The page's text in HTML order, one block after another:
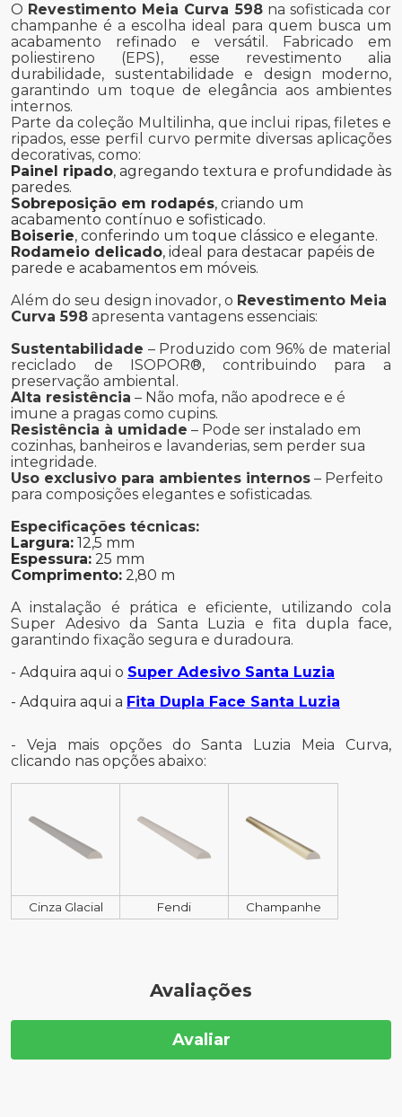
O Revestimento Meia Curva 598na sofisticada cor
champanhe é a escolha ideal para quem busca um
acabamento refinado e versátil. Fabricado em
poliestireno (EPS), esse revestimento alia
durabilidade, sustentabilidade e design moderno,
garantindo um toque de elegância aos ambientes
internos.
Parte da coleção Multilinha, que inclui ripas, filetes e
ripados, esse perfil curvo permite diversas aplicações
decorativas, como:
Painel ripado, agregando textura e profundidade às
paredes.
Sobreposição em rodapés, criando um
acabamento contínuo e sofisticado.
Boiserie, conferindo um toque clássico e elegante.
Rodameio delicado, ideal para destacar papéis de
parede e acabamentos em móveis.
Além do seu design inovador, o Revestimento Meia
Curva 598 apresenta vantagens essenciais:
Sustentabilidade – Produzido com 96% de material
reciclado de ISOPOR®, contribuindo para a
preservação ambiental.
Alta resistência – Não mofa, não apodrece e é
imune a pragas como cupins.
Resistência à umidade – Pode ser instalado em
cozinhas, banheiros e lavanderias, sem perder sua
integridade.
Uso exclusivo para ambientes internos – Perfeito
para composições elegantes e sofisticadas.
Especificações técnicas:
Largura: 12,5 mm
Espessura: 25 mm
Comprimento: 2,80 m
A instalação é prática e eficiente, utilizando cola
Super Adesivo da Santa Luzia e fita dupla face,
garantindo fixação segura e duradoura.
- Adquira aqui o Super Adesivo Santa Luzia
- Adquira aqui a Fita Dupla Face Santa Luzia
- Veja mais opções do Santa Luzia Meia Curva,
clicando nas opções abaixo:
Cinza Glacial Fendi Champanhe
Avaliações
Avaliar